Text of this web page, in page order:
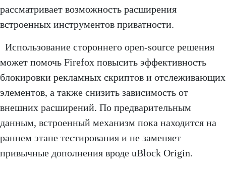
рассматривает возможность расширения
встроенных инструментов приватности.
Использование стороннего open-source решения
может помочь Firefox повысить эффективность
блокировки рекламных скриптов и отслеживающих
элементов, а также снизить зависимость от
внешних расширений. По предварительным
данным, встроенный механизм пока находится на
раннем этапе тестирования и не заменяет
привычные дополнения вроде uBlock Origin.